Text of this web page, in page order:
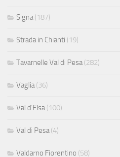
Signa(187)
Strada in Chianti (19)
Tavarnelle Val di Pesa(282)
Vaglia(36)
Val d'Elsa(100)
Val di Pesa(4)
Valdarno Fiorentino (58)